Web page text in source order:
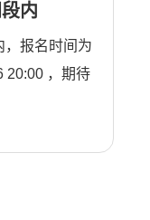
内
，报名时间为
20:00 ，期待